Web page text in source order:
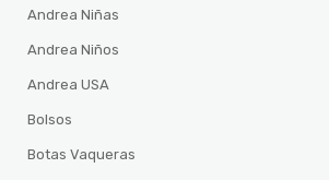
Andrea Niñas
Andrea Niños
Andrea USA
Bolsos
Botas Vaqueras